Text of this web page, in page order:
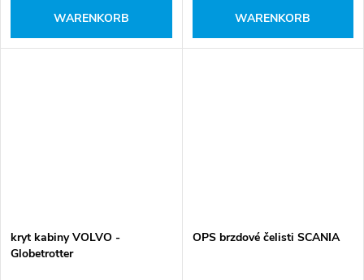
WARENKORB WARENKORB
kryt kabiny VOLVO -
Globetrotter
OPS brzdové čelisti SCANIA